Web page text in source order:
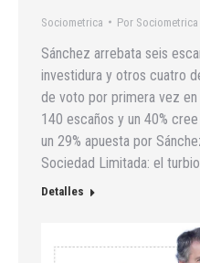
Sociometrica Por Sociometrica
Sánchez arrebata seis
investidura y otros cuatro
de voto por primera vez en
140 escaños y un 40%
un 29% apuesta por
Sociedad Limitada: el
Detalles